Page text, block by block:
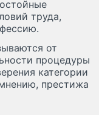
труда,
от
процедуры
категории
престижа